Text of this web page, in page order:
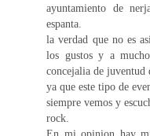
ayuntamiento de
espanta.
la verdad que no es
los gustos y a
concejalia de juventud
ya que este tipo de
siempre vemos y
rock.